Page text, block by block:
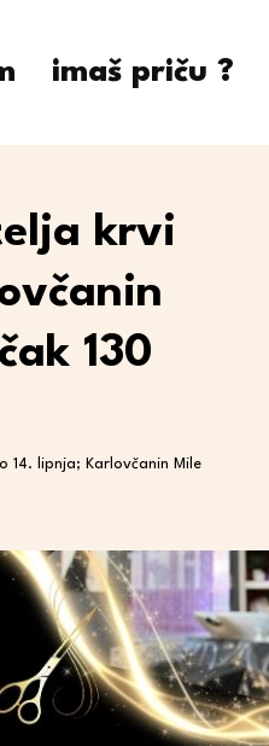
imaš priču ?
krvi
130
14. lipnja; Karlovčanin Mile